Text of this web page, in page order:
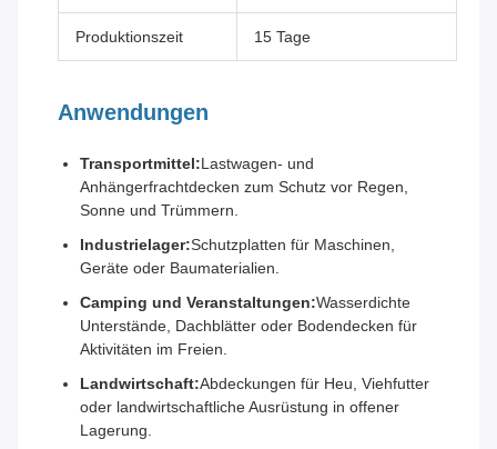
Produktionszeit 15 Tage
Anwendungen
Transportmittel:Lastwagen- und
Anhängerfrachtdecken zum Schutz vor Regen,
Sonne und Trümmern.
Industrielager:Schutzplatten für Maschinen,
Geräte oder Baumaterialien.
Camping und Veranstaltungen:Wasserdichte
Unterstände, Dachblätter oder Bodendecken für
Aktivitäten im Freien.
Landwirtschaft:Abdeckungen für Heu, Viehfutter
oder landwirtschaftliche Ausrüstung in offener
Lagerung.